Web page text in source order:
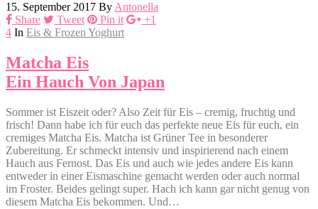
15. September 2017 By Antonella
Share
Tweet Pin it
+1
4 In Eis & Frozen Yoghurt
Matcha Eis
Ein Hauch Von Japan
Sommer ist Eiszeit oder? Also Zeit für Eis – cremig, fruchtig und
frisch! Dann habe ich für euch das perfekte neue Eis für euch, ein
cremiges Matcha Eis. Matcha ist Grüner Tee in besonderer
Zubereitung. Er schmeckt intensiv und inspirierend nach einem
Hauch aus Fernost. Das Eis und auch wie jedes andere Eis kann
entweder in einer Eismaschine gemacht werden oder auch normal
im Froster. Beides gelingt super. Hach ich kann gar nicht genug von
diesem Matcha Eis bekommen. Und…